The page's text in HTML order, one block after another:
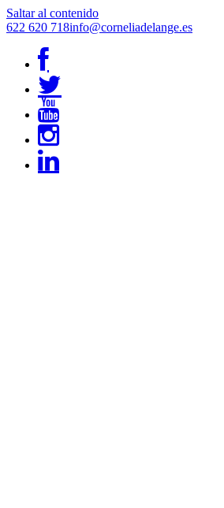
Saltar al contenido
622 620 718info@corneliadelange.es